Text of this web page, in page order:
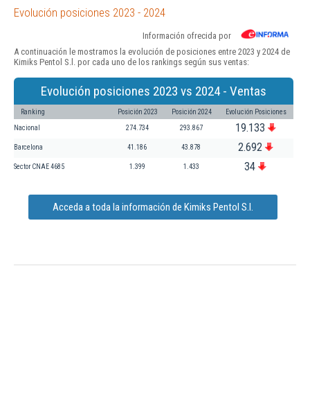
Evolución posiciones 2023 - 2024
Información ofrecida por
A continuación le mostramos la evolución de posiciones entre 2023 y 2024 de
Kimiks Pentol S.l. por cada uno de los rankings según sus ventas:
Evolución posiciones 2023 vs 2024 - Ventas
Ranking Posición 2023 Posición 2024 Evolución Posiciones
Nacional 274.734 293.867 19.133
Barcelona 41.186 43.878 2.692
Sector CNAE 4685 1.399 1.433 34
Acceda a toda la información de Kimiks Pentol S.l.